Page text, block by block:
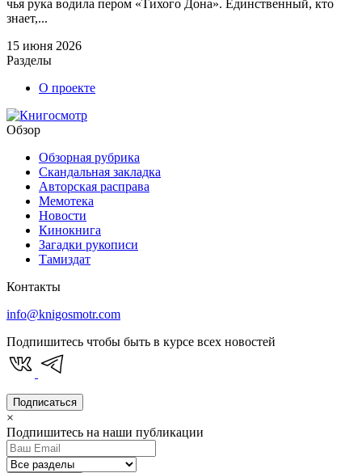
чья рука водила пером «Тихого Дона». Единственный, кто
знает,...
15 июня 2026
Разделы
О проекте
Обзор
Обзорная рубрика
Скандальная закладка
Авторская расправа
Мемотека
Новости
Кинокнига
Загадки рукописи
Тамиздат
Контакты
info@knigosmotr.com
Подпишитесь чтобы быть в курсе всех новостей
Подписаться
×
Подпишитесь на наши публикации